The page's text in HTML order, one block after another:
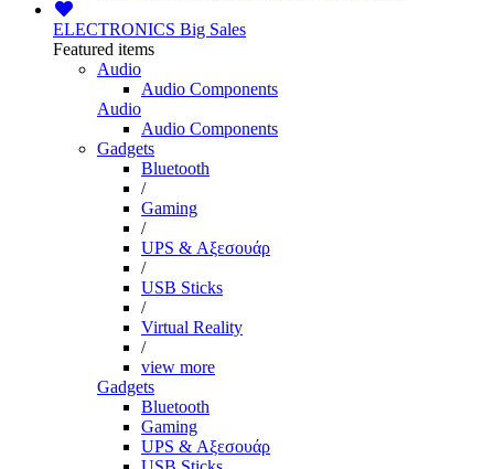
ELECTRONICS Big Sales
Featured items
Audio
Audio Components
Audio
Audio Components
Gadgets
Bluetooth
/
Gaming
/
UPS & Αξεσουάρ
/
USB Sticks
/
Virtual Reality
/
view more
Gadgets
Bluetooth
Gaming
UPS & Αξεσουάρ